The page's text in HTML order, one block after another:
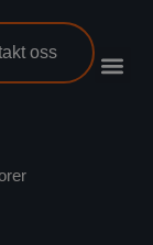
oss